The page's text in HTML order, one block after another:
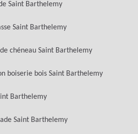
Saint Barthelemy
Saint Barthelemy
chéneau Saint Barthelemy
boiserie bois Saint Barthelemy
Barthelemy
Saint Barthelemy